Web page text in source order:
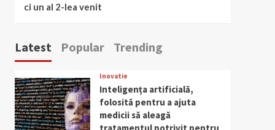
ci un al 2-lea venit
Latest Popular Trending
Inovatie
Inteligența artificială,
folosită pentru a ajuta
medicii să aleagă
tratamentul potrivit pentru